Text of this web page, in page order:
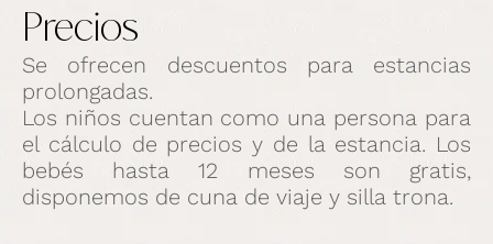
Precios
Se ofrecen descuentos para estancias
prolongadas.
Los niños cuentan como una persona para
el cálculo de precios y de la estancia. Los
bebés hasta 12 meses son gratis,
disponemos de cuna de viaje y silla trona.